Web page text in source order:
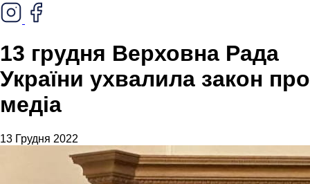
13 грудня Верховна Рада
України ухвалила закон про
медіа
13 Грудня 2022